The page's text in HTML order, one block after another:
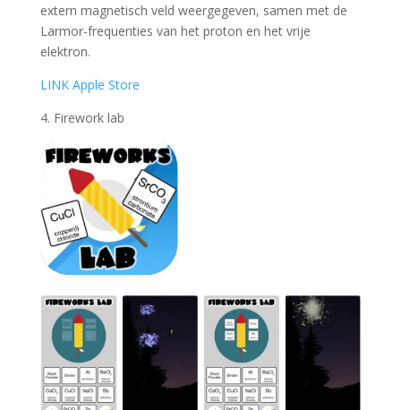
extern magnetisch veld weergegeven, samen met de
Larmor-frequenties van het proton en het vrije
elektron.
LINK Apple Store
4. Firework lab